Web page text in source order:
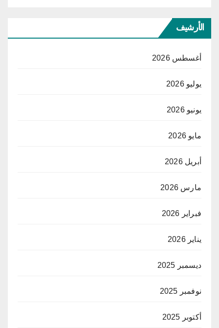
الأرشيف
أغسطس 2026
يوليو 2026
يونيو 2026
مايو 2026
أبريل 2026
مارس 2026
فبراير 2026
يناير 2026
ديسمبر 2025
نوفمبر 2025
أكتوبر 2025